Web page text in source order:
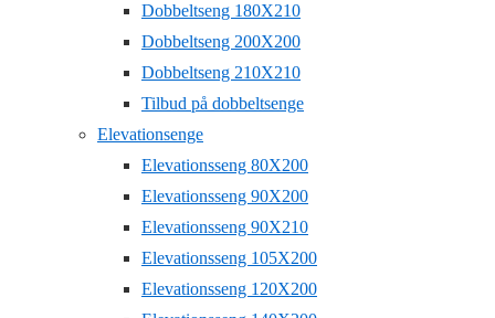
Dobbeltseng 180X210
Dobbeltseng 200X200
Dobbeltseng 210X210
Tilbud på dobbeltsenge
Elevationsenge
Elevationsseng 80X200
Elevationsseng 90X200
Elevationsseng 90X210
Elevationsseng 105X200
Elevationsseng 120X200